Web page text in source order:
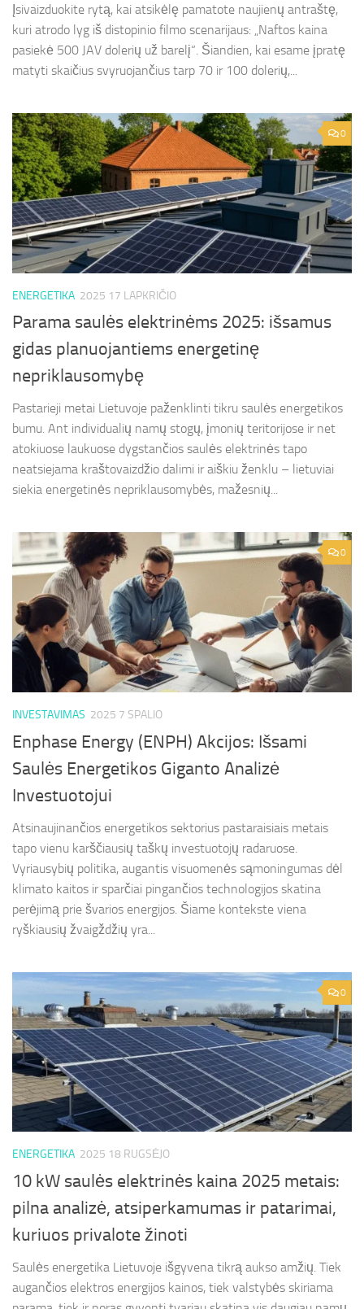
Įsivaizduokite rytą, kai atsikėlę pamatote naujienų antraštę,
kuri atrodo lyg iš distopinio filmo scenarijaus: „Naftos kaina
pasiekė 500 JAV dolerių už barelį“. Šiandien, kai esame įpratę
matyti skaičius svyruojančius tarp 70 ir 100 dolerių,...
0
ENERGETIKA 2025 17 LAPKRIČIO
Parama saulės elektrinėms 2025: išsamus
gidas planuojantiems energetinę
nepriklausomybę
Pastarieji metai Lietuvoje paženklinti tikru saulės energetikos
bumu. Ant individualių namų stogų, įmonių teritorijose ir net
atokiuose laukuose dygstančios saulės elektrinės tapo
neatsiejama kraštovaizdžio dalimi ir aiškiu ženklu – lietuviai
siekia energetinės nepriklausomybės, mažesnių...
0
INVESTAVIMAS 2025 7 SPALIO
Enphase Energy (ENPH) Akcijos: Išsami
Saulės Energetikos Giganto Analizė
Investuotojui
Atsinaujinančios energetikos sektorius pastaraisiais metais
tapo vienu karščiausių taškų investuotojų radaruose.
Vyriausybių politika, augantis visuomenės sąmoningumas dėl
klimato kaitos ir sparčiai pingančios technologijos skatina
perėjimą prie švarios energijos. Šiame kontekste viena
ryškiausių žvaigždžių yra...
0
ENERGETIKA 2025 18 RUGSĖJO
10 kW saulės elektrinės kaina 2025 metais:
pilna analizė, atsiperkamumas ir patarimai,
kuriuos privalote žinoti
Saulės energetika Lietuvoje išgyvena tikrą aukso amžių. Tiek
augančios elektros energijos kainos, tiek valstybės skiriama